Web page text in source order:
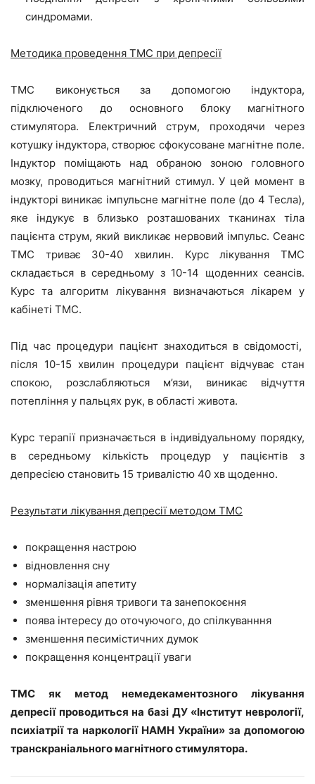
синдромами.
Методика проведення ТМС при депресії
ТМС виконується за допомогою індуктора,
підключеного до основного блоку магнітного
стимулятора. Електричний струм, проходячи через
котушку індуктора, створює сфокусоване магнітне поле.
Індуктор поміщають над обраною зоною головного
мозку, проводиться магнітний стимул. У цей момент в
індукторі виникає імпульсне магнітне поле (до 4 Тесла),
яке індукує в близько розташованих тканинах тіла
пацієнта струм, який викликає нервовий імпульс. Сеанс
ТМС триває 30-40 хвилин. Курс лікування ТМС
складається в середньому з 10-14 щоденних сеансів.
Курс та алгоритм лікування визначаються лікарем у
кабінеті ТМС.
Під час процедури пацієнт знаходиться в свідомості,
після 10-15 хвилин процедури пацієнт відчуває стан
спокою, розслабляються м’язи, виникає відчуття
потепління у пальцях рук, в області живота.
Курс терапії призначається в індивідуальному порядку,
в середньому кількість процедур у пацієнтів з
депресією становить 15 тривалістю 40 хв щоденно.
Результати лікування депресії методом ТМС
покращення настрою
відновлення сну
нормалізація апетиту
зменшення рівня тривоги та занепокоєння
поява інтересу до оточуючого, до спілкуванння
зменшення песимістичних думок
покращення концентрації уваги
ТМС як метод немедекаментозного лікування
депресії проводиться на базі ДУ «Інститут неврології,
психіатрії та наркології НАМН України» за допомогою
транскраніального магнітного стимулятора.